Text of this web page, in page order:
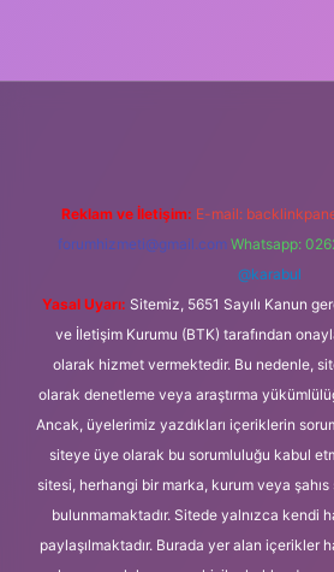
Reklam ve İletişim: E-mail:
forumhizmeti@gmail.com Whatsapp:
@karabul
Yasal Uyarı: Sitemiz, 5651 Sayılı Kanun
ve İletişim Kurumu (BTK) tarafından
olarak hizmet vermektedir. Bu nedenle,
olarak denetleme veya araştırma
Ancak, üyelerimiz yazdıkları içeriklerin
siteye üye olarak bu sorumluluğu kabul
sitesi, herhangi bir marka, kurum veya şahıs
bulunmamaktadır. Sitede yalnızca kendi
paylaşılmaktadır. Burada yer alan içerikler